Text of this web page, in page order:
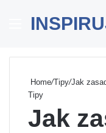
Menu
Home/Tipy/Jak
Tipy
Jak